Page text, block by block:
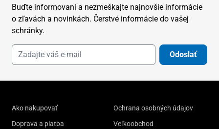
Buďte informovaní a nezmeškajte najnovšie informácie
o zľavách a novinkách. Čerstvé informácie do vašej
schránky.
Odoslať
Ako nakupovať
Doprava a platba
Ochrana osobných údajov
Veľkoobchod